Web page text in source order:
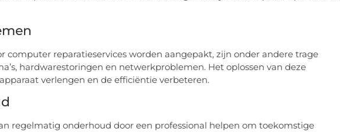
computer reparatieservices worden aangepakt, zijn onder andere trage
hardwarestoringen en netwerkproblemen. Het oplossen van deze
verlengen en de efficiëntie verbeteren.
regelmatig onderhoud door een professional helpen om toekomstige